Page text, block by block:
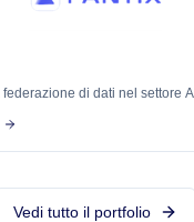
di dati nel settore
Vedi tutto il portfolio